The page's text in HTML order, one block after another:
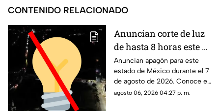
CONTENIDO RELACIONADO
Anuncian corte de luz
de hasta 8 horas este 7
de agosto de 2026: ¿A
qué hora inicia el
apagón y quiénes se
quedarán sin
Anuncian apagón para este
estado de México durante el 7
de agosto de 2026. Conoce el
horario y las colonias que se
agosto 06, 2026 04:27 p. m.